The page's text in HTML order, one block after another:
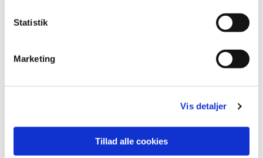
Statistik
Marketing
Vis detaljer
Tillad alle cookies